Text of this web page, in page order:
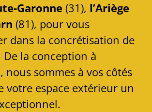
Garonne (31), l’Ariège
(81), pour vous
dans la concrétisation de
la conception à
nous sommes à vos côtés
votre espace extérieur un